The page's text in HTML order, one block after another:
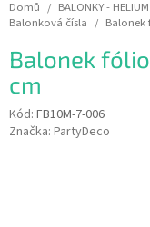
HELIUM
-
OSLAVY
MASKY
-
KOSTÝMY
Domů / BALONKY - HELIUM
Balonková čísla / Balonek
Balonek
cm
Kód: FB10M-7-006
Značka: PartyDeco